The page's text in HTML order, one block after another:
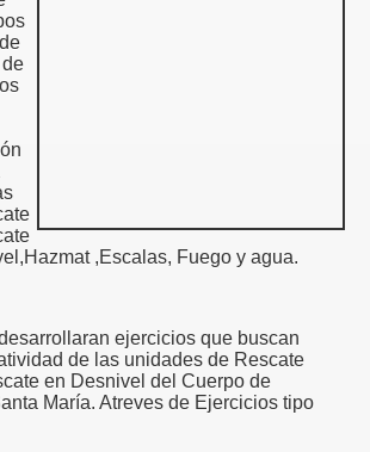
,Escalas, Fu​ego y agua.
ejercicios que buscan
de las unidades de Rescate
en Desnivel del Cuerpo de
María. Atreves de Ejercicios tipo